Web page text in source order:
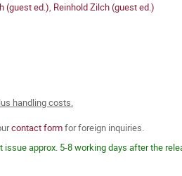
(guest ed.), Reinhold Zilch (guest ed.)
handling costs.
contact formfor foreign inquiries.
issue approx. 5-8 working days after the